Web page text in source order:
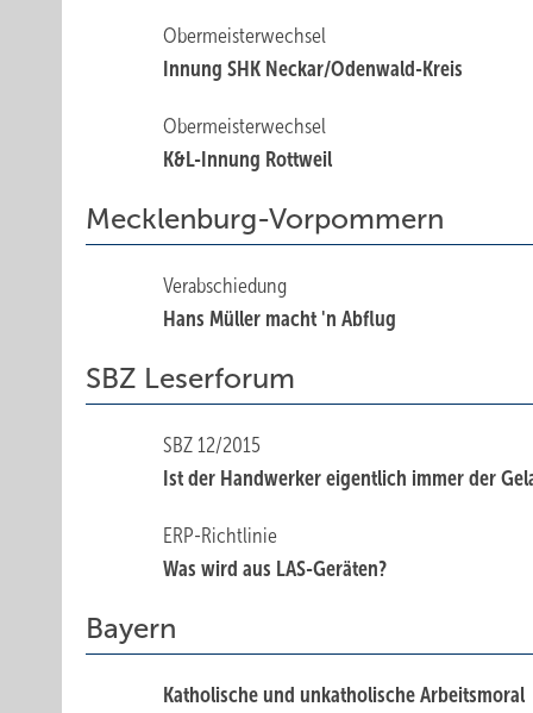
Obermeisterwechsel
Innung SHK Neckar/Odenwald-Kreis
Obermeisterwechsel
K&L-Innung Rottweil
Mecklenburg-Vorpommern
Verabschiedung
Hans Müller macht 'n Abflug
SBZ Leserforum
SBZ 12/2015
Ist der Handwerker eigentlich immer der
ERP-Richtlinie
Was wird aus LAS-Geräten?
Bayern
Katholische und unkatholische Arbeitsmoral